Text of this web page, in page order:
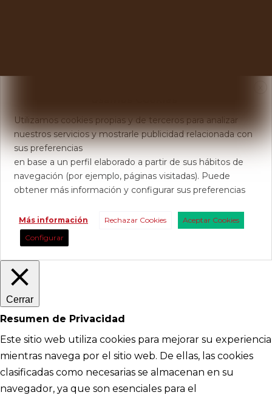
Utilizamos cookies propias y de terceros para analizar
nuestros servicios y mostrarle publicidad relacionada con
sus preferencias
en base a un perfil elaborado a partir de sus hábitos de
navegación (por ejemplo, páginas visitadas). Puede
obtener más información y configurar sus preferencias
Más información Rechazar Cookies
Aceptar Cookies
Configurar
Cerrar
Resumen de Privacidad
Este sitio web utiliza cookies para mejorar su experiencia
mientras navega por el sitio web. De ellas, las cookies
clasificadas como necesarias se almacenan en su
navegador, ya que son esenciales para el